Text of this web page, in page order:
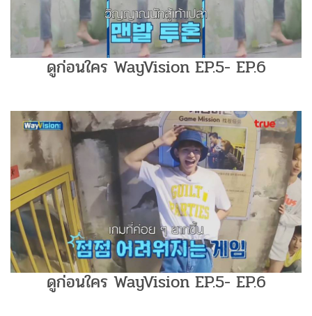
ดูก่อนใคร WayVision EP.5- EP.6
ดูก่อนใคร WayVision EP.5- EP.6